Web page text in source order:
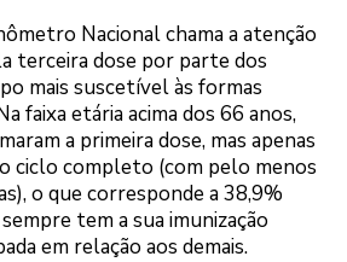
Nacional chama a atenção
terceira dose por parte dos
mais suscetível às formas
faixa etária acima dos 66 anos,
a primeira dose, mas apenas
ciclo completo (com pelo menos
o que corresponde a 38,9%
tem a sua imunização
em relação aos demais.